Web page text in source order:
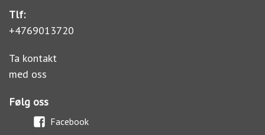
Tlf:
+4769013720
Ta kontakt
med oss
Følg oss
Facebook